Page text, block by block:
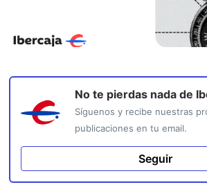
No te pierdas nada de
Síguenos y recibe nuestras
publicaciones en tu email.
Seguir